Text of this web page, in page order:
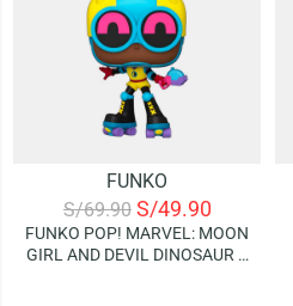
FUNKO
S/69.90 S/49.90
FUNKO POP! MARVEL: MOON
GIRL AND DEVIL DINOSAUR –